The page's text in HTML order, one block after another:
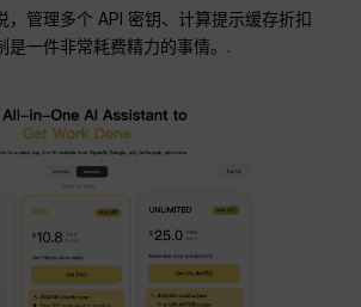
，管理多个 API 密钥、计算提示缓存折扣
是一件非常耗费精力的事情。.